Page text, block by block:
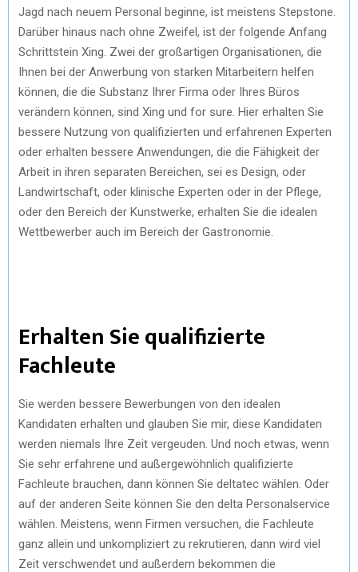
Jagd nach neuem Personal beginne, ist meistens Stepstone.
Darüber hinaus nach ohne Zweifel, ist der folgende Anfang
Schrittstein Xing. Zwei der großartigen Organisationen, die
Ihnen bei der Anwerbung von starken Mitarbeitern helfen
können, die die Substanz Ihrer Firma oder Ihres Büros
verändern können, sind Xing und for sure. Hier erhalten Sie
bessere Nutzung von qualifizierten und erfahrenen Experten
oder erhalten bessere Anwendungen, die die Fähigkeit der
Arbeit in ihren separaten Bereichen, sei es Design, oder
Landwirtschaft, oder klinische Experten oder in der Pflege,
oder den Bereich der Kunstwerke, erhalten Sie die idealen
Wettbewerber auch im Bereich der Gastronomie.
Erhalten Sie qualifizierte
Fachleute
Sie werden bessere Bewerbungen von den idealen
Kandidaten erhalten und glauben Sie mir, diese Kandidaten
werden niemals Ihre Zeit vergeuden. Und noch etwas, wenn
Sie sehr erfahrene und außergewöhnlich qualifizierte
Fachleute brauchen, dann können Sie deltatec wählen. Oder
auf der anderen Seite können Sie den delta Personalservice
wählen. Meistens, wenn Firmen versuchen, die Fachleute
ganz allein und unkompliziert zu rekrutieren, dann wird viel
Zeit verschwendet und außerdem bekommen die